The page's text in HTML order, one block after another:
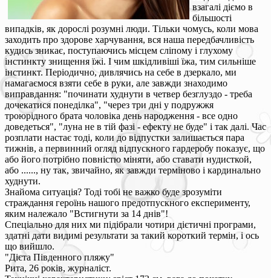
взагалі діємо в
більшості
випадків, як дорослі розумні люди. Тільки чомусь, коли мова
заходить про здорове харчування, вся наша передбачливість
кудись зникає, поступаючись місцем сліпому і глухому
інстинкту знищення їжі. І чим шкідливіші їжа, тим сильніше
інстинкт. Періодично, дивлячись на себе в дзеркало, ми
намагаємося взяти себе в руки, але завжди знаходимо
виправдання: "починати худнути в четвер безглуздо - треба
дочекатися понеділка", "через три дні у подружжя
троюрідного брата чоловіка день народження - все одно
доведеться", "луна не в тій фазі - ефекту не буде" і так далі. Час
розплати настає тоді, коли до відпустки залишається пара
тижнів, а первинний огляд відпускного гардеробу показує, що
або його потрібно повністю міняти, або ставати нудисткой,
або ......, ну так, звичайно, як завжди терміново і кардинально
худнути.
Знайома ситуація? Тоді тобі не важко буде зрозуміти
страждання героїнь нашого предотпускного експерименту,
яким належало "Встигнути за 14 днів"!
Спеціально для них ми підібрали чотири дієтичні програми,
здатні дати видимі результати за такий короткий термін, і ось
що вийшло.
"Дієта Південного пляжу"
Рита, 26 років, журналіст.